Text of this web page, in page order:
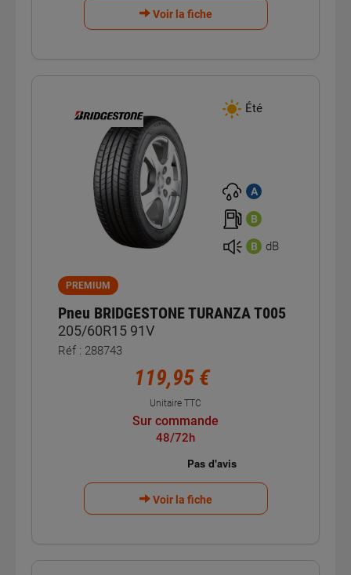
Voir la fiche
Été
A
B
B dB
PREMIUM
Pneu BRIDGESTONE TURANZA T005
205/60R15 91V
Réf : 288743
119,95 €
Unitaire TTC
Sur commande
48/72h
Voir la fiche